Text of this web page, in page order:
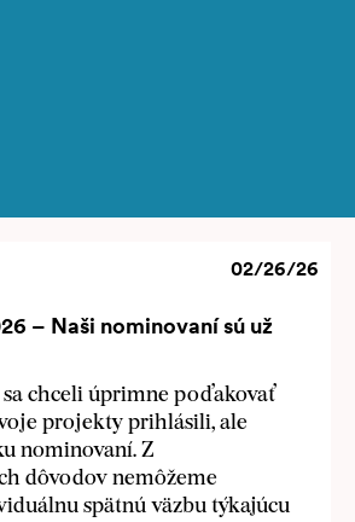
02/26/26
– Naši nominovaní sú už
sa chceli úprimne poďakovať
projekty prihlásili, ale
nominovaní. Z
dôvodov nemôžeme
spätnú väzbu týkajúcu